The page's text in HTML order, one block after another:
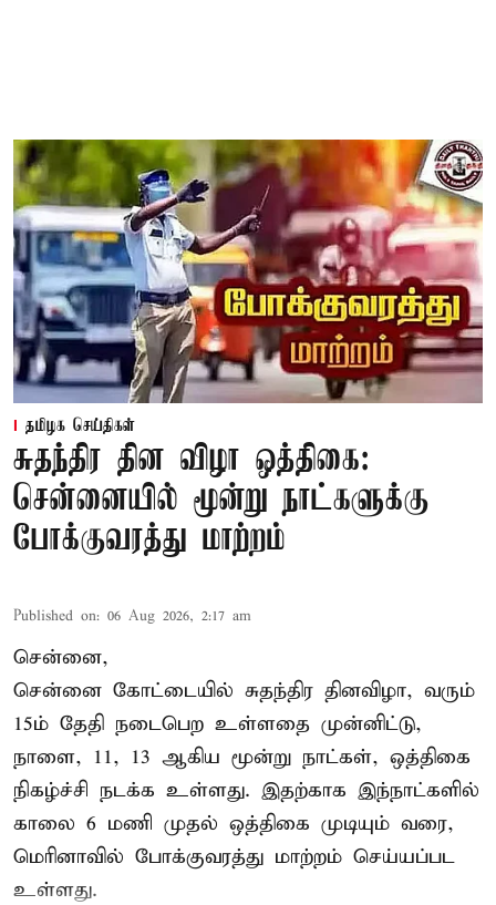
தமிழக செய்திகள்
சுதந்திர தின விழா ஒத்திகை:
சென்னையில் மூன்று நாட்களுக்கு
போக்குவரத்து மாற்றம்
Published on: 06 Aug 2026, 2:17 am
சென்னை,
சென்னை கோட்டையில் சுதந்திர தினவிழா, வரும்
15ம் தேதி நடைபெற உள்ளதை முன்னிட்டு,
நாளை, 11, 13 ஆகிய மூன்று நாட்கள், ஒத்திகை
நிகழ்ச்சி நடக்க உள்ளது. இதற்காக இந்நாட்களில்
காலை 6 மணி முதல் ஒத்திகை முடியும் வரை,
மெரினாவில் போக்குவரத்து மாற்றம் செய்யப்பட
உள்ளது.